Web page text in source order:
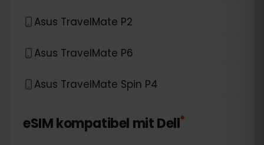
Asus TravelMate P2
Asus TravelMate P6
Asus TravelMate Spin P4
eSIM kompatibel mitDell*